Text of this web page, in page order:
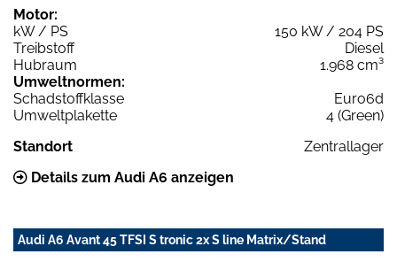
Motor:
kW / PS
150 kW / 204 PS
Treibstoff
Diesel
Hubraum
1.968 cm³
Umweltnormen:
Schadstoffklasse
Euro6d
Umweltplakette
4 (Green)
Standort
Zentrallager
Details zum Audi A6 anzeigen
Audi A6 Avant 45 TFSI S tronic 2x S line Matrix/Stand